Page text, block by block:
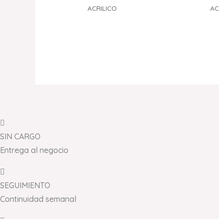
ACRILICO
SIN CARGO
Entrega al negocio
SEGUIMIENTO
Continuidad semanal